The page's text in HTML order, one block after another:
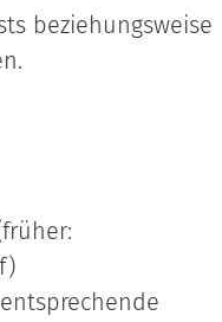
beziehungsweise